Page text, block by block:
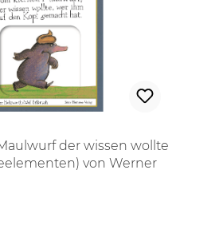
der wissen wollte
von Werner